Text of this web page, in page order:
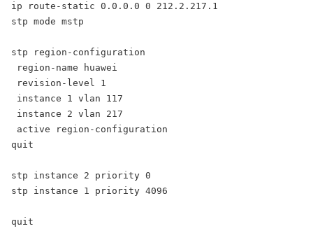
ip route-static 0.0.0.0 0 212.2.217.1
stp mode mstp
stp region-configuration
region-name huawei
revision-level 1
instance 1 vlan 117
instance 2 vlan 217
active region-configuration
quit
stp instance 2 priority 0
stp instance 1 priority 4096
quit